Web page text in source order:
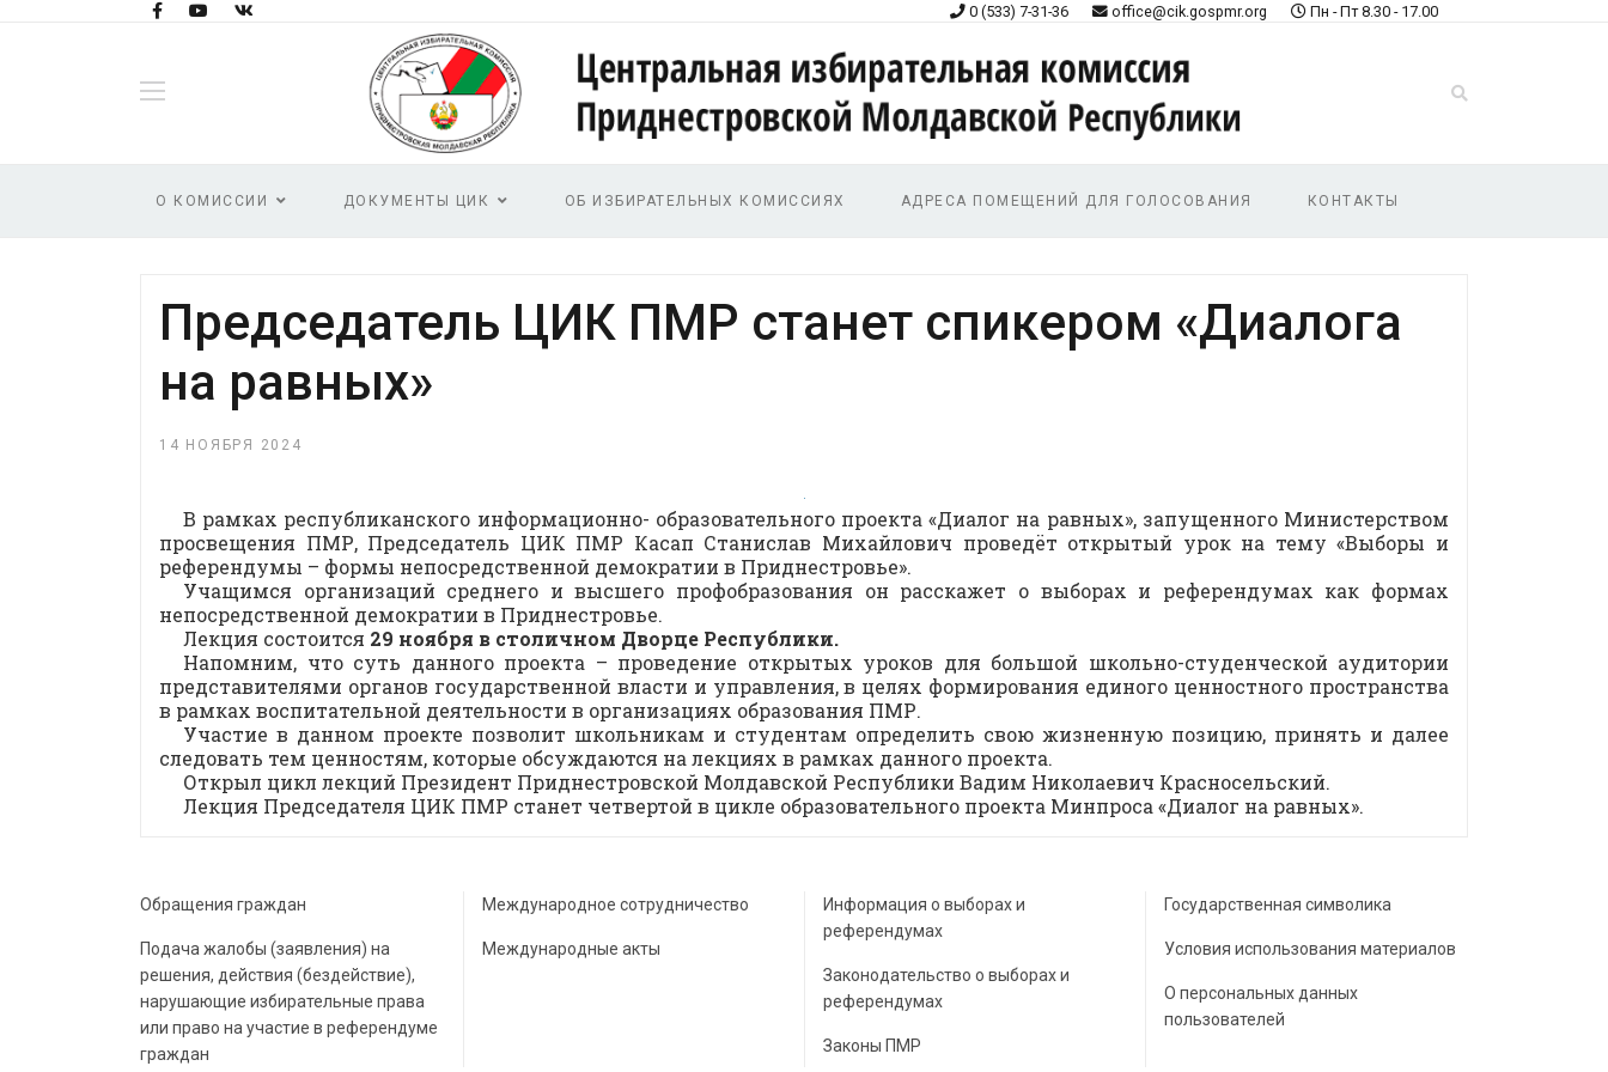
0 (533) 7-31-36 office@cik.gospmr.org Пн - Пт 8.30 - 17.00
О КОМИССИИ ДОКУМЕНТЫ ЦИК ОБ ИЗБИРАТЕЛЬНЫХ КОМИССИЯХ АДРЕСА ПОМЕЩЕНИЙ ДЛЯ ГОЛОСОВАНИЯ КОНТАКТЫ
Председатель ЦИК ПМР станет спикером «Диалога
на равных»
14 НОЯБРЯ 2024
В рамках республиканского информационно- образовательного проекта «Диалог на равных», запущенного Министерством
просвещения ПМР, Председатель ЦИК ПМР Касап Станислав Михайлович проведёт открытый урок на тему «Выборы и
референдумы – формы непосредственной демократии в Приднестровье».
Учащимся организаций среднего и высшего профобразования он расскажет о выборах и референдумах как формах
непосредственной демократии в Приднестровье.
Лекция состоится 29 ноября в столичном Дворце Республики.
Напомним, что суть данного проекта – проведение открытых уроков для большой школьно-студенческой аудитории
представителями органов государственной власти и управления, в целях формирования единого ценностного пространства
в рамках воспитательной деятельности в организациях образования ПМР.
Участие в данном проекте позволит школьникам и студентам определить свою жизненную позицию, принять и далее
следовать тем ценностям, которые обсуждаются на лекциях в рамках данного проекта.
Открыл цикл лекций Президент Приднестровской Молдавской Республики Вадим Николаевич Красносельский.
Лекция Председателя ЦИК ПМР станет четвертой в цикле образовательного проекта Минпроса «Диалог на равных».
Обращения граждан
Подача жалобы (заявления) на
решения, действия (бездействие),
нарушающие избирательные права
или право на участие в референдуме
граждан
Международное сотрудничество
Международные акты
Информация о выборах и
референдумах
Законодательство о выборах и
референдумах
Законы ПМР
Государственная символика
Условия использования материалов
О персональных данных
пользователей